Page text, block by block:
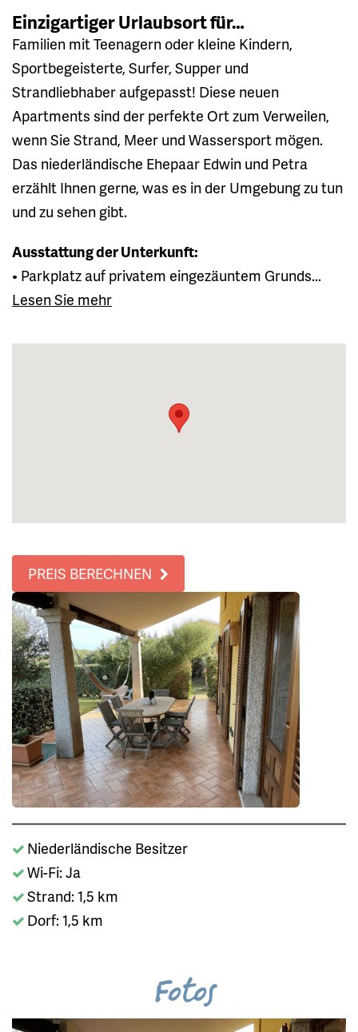
Einzigartiger Urlaubsort für…
Familien mit Teenagern oder kleine Kindern,
Sportbegeisterte, Surfer, Supper und
Strandliebhaber aufgepasst! Diese neuen
Apartments sind der perfekte Ort zum Verweilen,
wenn Sie Strand, Meer und Wassersport mögen.
Das niederländische Ehepaar Edwin und Petra
erzählt Ihnen gerne, was es in der Umgebung zu tun
und zu sehen gibt.
Ausstattung der Unterkunft:
• Parkplatz auf privatem eingezäuntem Grunds...
Lesen Sie mehr
PREIS BERECHNEN
Niederländische Besitzer
Wi-Fi: Ja
Strand: 1,5 km
Dorf: 1,5 km
Fotos